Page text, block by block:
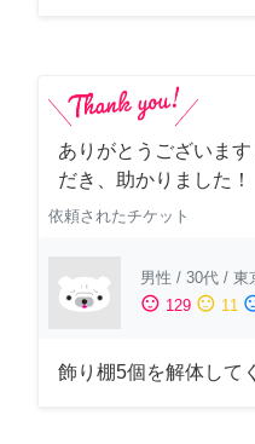
ありがとうございま
だき、助かりました！
依頼されたチケット
男性 / 30代 / 東
sentiment_satisfied 129 sentiment_neutral 11
飾り棚5個を解体して